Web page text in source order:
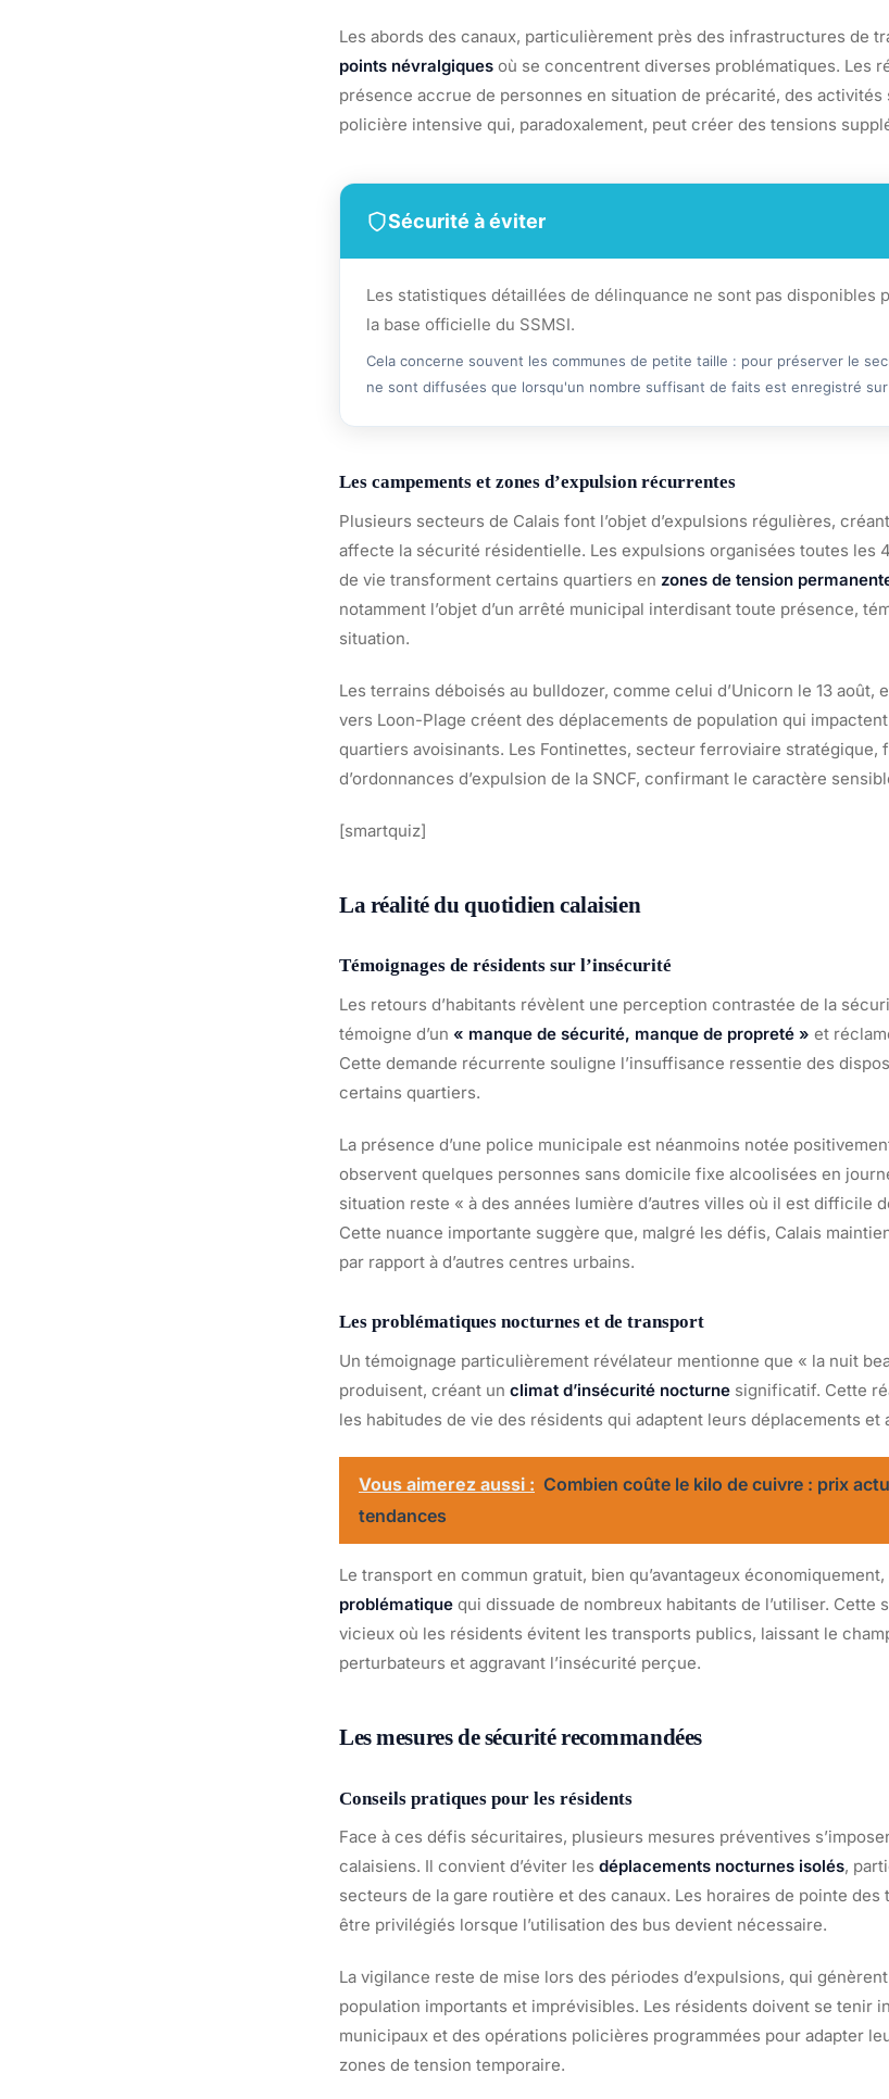
Les abords des canaux, particulièrement près des infrastructures de
points névralgiques où se concentrent diverses problématiques. Les
présence accrue de personnes en situation de précarité, des
policière intensive qui, paradoxalement, peut créer des tensions
Sécurité à éviter
Les statistiques détaillées de délinquance ne sont pas disponibles
la base officielle du SSMSI.
Cela concerne souvent les communes de petite taille : pour préserver le
ne sont diffusées que lorsqu'un nombre suffisant de faits est enregistré
Les campements et zones d’expulsion récurrentes
Plusieurs secteurs de Calais font l’objet d’expulsions régulières,
affecte la sécurité résidentielle. Les expulsions organisées toutes les
de vie transforment certains quartiers en zones de tension
notamment l’objet d’un arrêté municipal interdisant toute présence,
situation.
Les terrains déboisés au bulldozer, comme celui d’Unicorn le 13 août,
vers Loon-Plage créent des déplacements de population qui
quartiers avoisinants. Les Fontinettes, secteur ferroviaire stratégique,
d’ordonnances d’expulsion de la SNCF, confirmant le caractère
[smartquiz]
La réalité du quotidien calaisien
Témoignages de résidents sur l’insécurité
Les retours d’habitants révèlent une perception contrastée de la
témoigne d’un « manque de sécurité, manque de propreté » et
Cette demande récurrente souligne l’insuffisance ressentie des
certains quartiers.
La présence d’une police municipale est néanmoins notée
observent quelques personnes sans domicile fixe alcoolisées en
situation reste « à des années lumière d’autres villes où il est difficile
Cette nuance importante suggère que, malgré les défis, Calais
par rapport à d’autres centres urbains.
Les problématiques nocturnes et de transport
Un témoignage particulièrement révélateur mentionne que « la nuit
produisent, créant un climat d’insécurité nocturne significatif. Cette
les habitudes de vie des résidents qui adaptent leurs déplacements
Vous aimerez aussi : Combien coûte le kilo de cuivre : prix
tendances
Le transport en commun gratuit, bien qu’avantageux économiquement,
problématique qui dissuade de nombreux habitants de l’utiliser. Cette
vicieux où les résidents évitent les transports publics, laissant le
perturbateurs et aggravant l’insécurité perçue.
Les mesures de sécurité recommandées
Conseils pratiques pour les résidents
Face à ces défis sécuritaires, plusieurs mesures préventives
calaisiens. Il convient d’éviter les déplacements nocturnes isolés,
secteurs de la gare routière et des canaux. Les horaires de pointe
être privilégiés lorsque l’utilisation des bus devient nécessaire.
La vigilance reste de mise lors des périodes d’expulsions, qui
population importants et imprévisibles. Les résidents doivent se tenir
municipaux et des opérations policières programmées pour adapter
zones de tension temporaire.